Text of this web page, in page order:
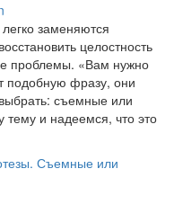
заменяются
целостность
проблемы. «Вам нужно
подобную фразу, они
съемные или
и надеемся, что это
Съемные или